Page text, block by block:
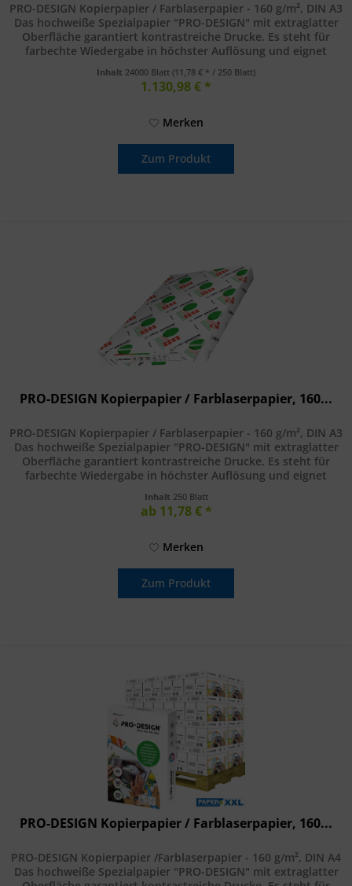
PRO-DESIGN Kopierpapier / Farblaserpapier - 160 g/m², DIN A3
Das hochweiße Spezialpapier "PRO-DESIGN" mit extraglatter
Oberfläche garantiert kontrastreiche Drucke. Es steht für
farbechte Wiedergabe in höchster Auflösung und eignet
Inhalt 24000 Blatt (11,78 € * / 250 Blatt)
1.130,98 € *
Merken
Zum Produkt
PRO-DESIGN Kopierpapier / Farblaserpapier, 160...
PRO-DESIGN Kopierpapier / Farblaserpapier - 160 g/m², DIN A3
Das hochweiße Spezialpapier "PRO-DESIGN" mit extraglatter
Oberfläche garantiert kontrastreiche Drucke. Es steht für
farbechte Wiedergabe in höchster Auflösung und eignet
Inhalt 250 Blatt
ab 11,78 € *
Merken
Zum Produkt
PRO-DESIGN Kopierpapier / Farblaserpapier, 160...
PRO-DESIGN Kopierpapier /Farblaserpapier - 160 g/m², DIN A4
Das hochweiße Spezialpapier "PRO-DESIGN" mit extraglatter